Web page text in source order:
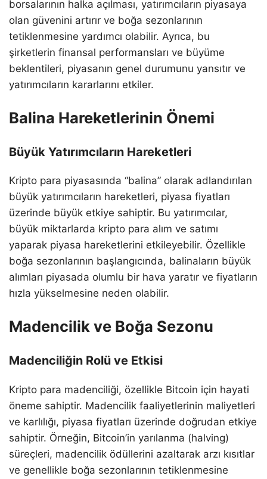
borsalarının halka açılması, yatırımcıların piyasaya
olan güvenini artırır ve boğa sezonlarının
tetiklenmesine yardımcı olabilir. Ayrıca, bu
şirketlerin finansal performansları ve büyüme
beklentileri, piyasanın genel durumunu yansıtır ve
yatırımcıların kararlarını etkiler.
Balina Hareketlerinin Önemi
Büyük Yatırımcıların Hareketleri
Kripto para piyasasında “balina” olarak adlandırılan
büyük yatırımcıların hareketleri, piyasa fiyatları
üzerinde büyük etkiye sahiptir. Bu yatırımcılar,
büyük miktarlarda kripto para alım ve satımı
yaparak piyasa hareketlerini etkileyebilir. Özellikle
boğa sezonlarının başlangıcında, balinaların büyük
alımları piyasada olumlu bir hava yaratır ve fiyatların
hızla yükselmesine neden olabilir.
Madencilik ve Boğa Sezonu
Madenciliğin Rolü ve Etkisi
Kripto para madenciliği, özellikle Bitcoin için hayati
öneme sahiptir. Madencilik faaliyetlerinin maliyetleri
ve karlılığı, piyasa fiyatları üzerinde doğrudan etkiye
sahiptir. Örneğin, Bitcoin’in yarılanma (halving)
süreçleri, madencilik ödüllerini azaltarak arzı kısıtlar
ve genellikle boğa sezonlarının tetiklenmesine